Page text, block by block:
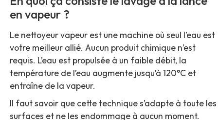
en vapeur ?
Le nettoyeur vapeur est une machine où seul l’eau est
votre meilleur allié. Aucun produit chimique n’est
requis. L’eau est propulsée à un faible débit, la
température de l’eau augmente jusqu’à 120°C et
entraîne de la vapeur.
Il faut savoir que cette technique s’adapte à toute les
surfaces et ne les endommage à aucun moment.